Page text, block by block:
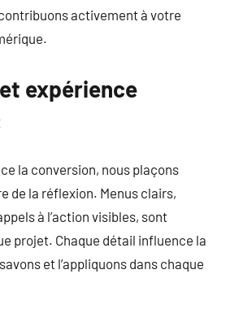
activement à votre
expérience
la conversion, nous plaçons
de la réflexion. Menus clairs,
à l’action visibles, sont
projet. Chaque détail influence la
et l’appliquons dans chaque